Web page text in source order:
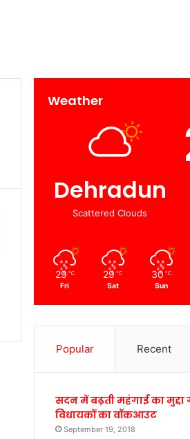
Weather
Dehradun
Scattered Clouds
29 ℃
Fri
29 ℃
Sat
30 ℃
Sun
Popular Recent
सदन में बढ़ती महंगाई का मुद्दा
विधायकों का वॉकआउट
September 19, 2018